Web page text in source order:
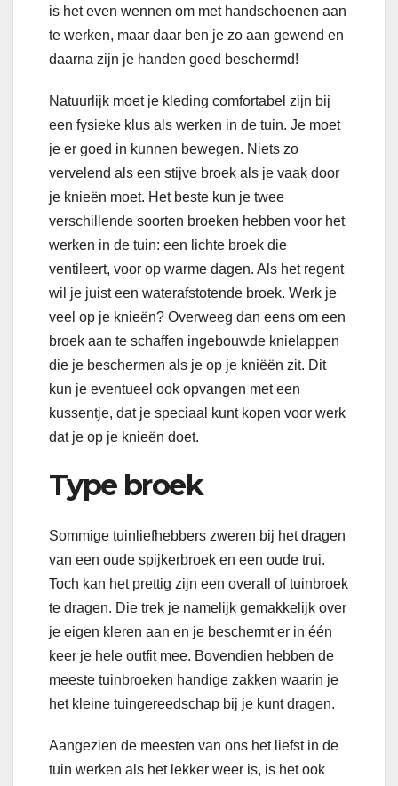
is het even wennen om met handschoenen aan
te werken, maar daar ben je zo aan gewend en
daarna zijn je handen goed beschermd!
Natuurlijk moet je kleding comfortabel zijn bij
een fysieke klus als werken in de tuin. Je moet
je er goed in kunnen bewegen. Niets zo
vervelend als een stijve broek als je vaak door
je knieën moet. Het beste kun je twee
verschillende soorten broeken hebben voor het
werken in de tuin: een lichte broek die
ventileert, voor op warme dagen. Als het regent
wil je juist een waterafstotende broek. Werk je
veel op je knieën? Overweeg dan eens om een
broek aan te schaffen ingebouwde knielappen
die je beschermen als je op je kniëën zit. Dit
kun je eventueel ook opvangen met een
kussentje, dat je speciaal kunt kopen voor werk
dat je op je knieën doet.
Type broek
Sommige tuinliefhebbers zweren bij het dragen
van een oude spijkerbroek en een oude trui.
Toch kan het prettig zijn een overall of tuinbroek
te dragen. Die trek je namelijk gemakkelijk over
je eigen kleren aan en je beschermt er in één
keer je hele outfit mee. Bovendien hebben de
meeste tuinbroeken handige zakken waarin je
het kleine tuingereedschap bij je kunt dragen.
Aangezien de meesten van ons het liefst in de
tuin werken als het lekker weer is, is het ook